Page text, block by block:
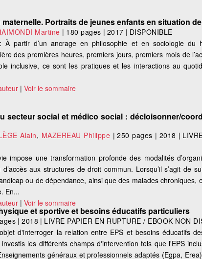
Portraits de jeunes enfants en situation
Martine | 180 pages | 2017 | DISPONIBLE
À partir d’un ancrage en philosophie et en sociologie du
des premières heures, premiers jours, premiers mois de
inclusive, ce sont les pratiques et les interactions au
|Voir le sommaire
secteur social et médico social : décloisonner/
Alain, MAZEREAU Philippe |250 pages | 2018 |
impose une transformation profonde des modalités
aux structures de droit commun. Lorsqu’il s’agit de
ou de dépendance, ainsi que des malades chroniques,
En...
|Voir le sommaire
et sportive et besoins éducatifs particuliers
|2018 | LIVRE PAPIER EN RUPTURE / EBOOK NON
d'interroger la relation entre EPS et besoins éducatifs
investis les différents champs d'intervention tels que l'EPS
généraux et professionnels adaptés (Egpa,